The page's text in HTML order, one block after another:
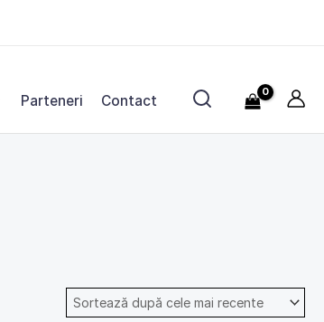
Parteneri Contact